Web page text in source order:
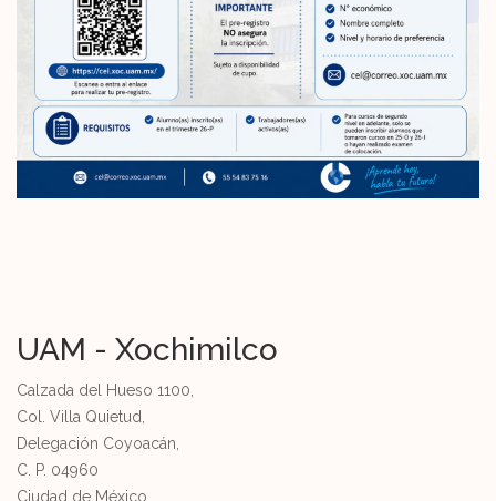
UAM - Xochimilco
Calzada del Hueso 1100,
Col. Villa Quietud,
Delegación Coyoacán,
C. P. 04960
Ciudad de México.